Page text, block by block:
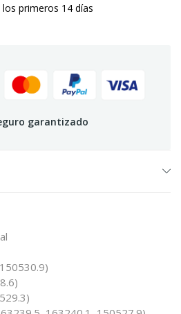
los primeros 14 días
garantizado